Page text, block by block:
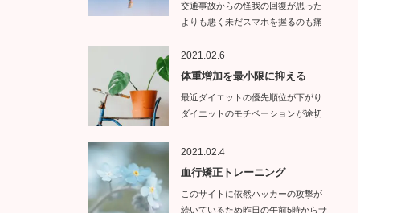
交通事故からの怪我の回復が思った
よりも悪く未だスマホを握るのも痛
2021.02.6
体重増加を最小限に抑える
最近ダイエットの優先順位が下がり
ダイエットのモチベーションが途切
2021.02.4
血行矯正トレーニング
このサイトに依然ハッカーの攻撃が
続いているため昨日の午前5時からサ